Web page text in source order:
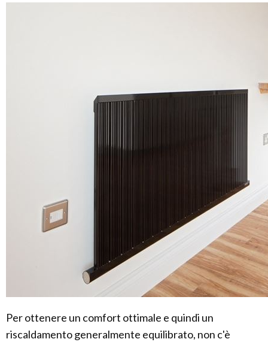
Per ottenere un comfort ottimale e quindi un
riscaldamento generalmente equilibrato, non c'è